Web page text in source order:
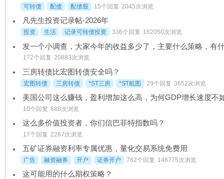
可转债 配债 配债股 15个回复 2045次浏览
凡先生投资记录帖-2026年
投资 生活 记录可转债投资 336个回复 162050次浏览
172个回复 20883次浏览
三房转债比宏图转债安全吗？
宏图转债 三房转债 *ST三房 *ST航图 29个回复 3652次浏览
10个回复 688次浏览
这么多价值投资者，你们信巴菲特指数吗？
17个回复 2267次浏览
五矿证券融资利率专属优惠，量化交易系统免费用
广告 融资融券 开户 证券开户 762个回复 146775次浏览
这可能用的什么期权策略？